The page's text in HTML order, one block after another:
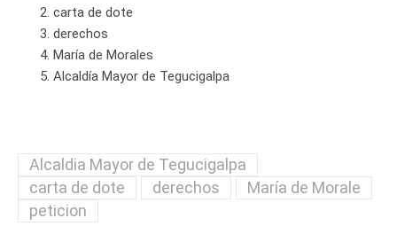
carta de dote
derechos
María de Morales
Alcaldía Mayor de Tegucigalpa
Alcaldia Mayor de Tegucigalpa
carta de dote
derechos
María de Morale
peticion